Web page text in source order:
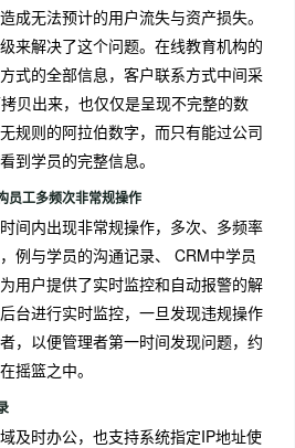
成无法预计的用户流失与资产损失。
来解决了这个问题。在线教育机构的
式的全部信息，客户联系方式中间采
贝出来，也仅仅是呈现不完整的数
规则的阿拉伯数字，而只有能过公司
到学员的完整信息。
员工多频次非常规操作
间内出现非常规操作，多次、多频率
例与学员的沟通记录、 CRM中学员
用户提供了实时监控和自动报警的解
台进行实时监控，一旦发现违规操作
，以便管理者第一时间发现问题，约
摇篮之中。
及时办公，也支持系统指定IP地址使